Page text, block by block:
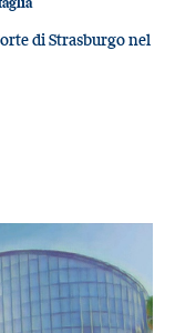
di Strasburgo nel